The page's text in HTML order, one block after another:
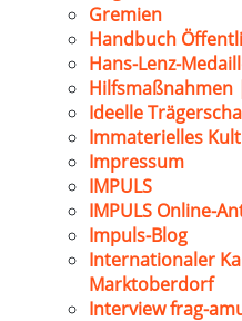
Gremien
Handbuch
Hans-Lenz-
Hilfsmaßnahmen
Ideelle
Immaterielles
Impressum
IMPULS
IMPULS Online-
Impuls-Blog
Internationaler
Marktoberdorf
Interview frag-